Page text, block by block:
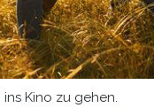
Kino zu gehen.